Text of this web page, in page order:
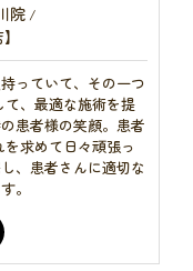
院 /
っていて、その一つ
、最適な施術を提
患者様の笑顔。患者
求めて日々頑張っ
、患者さんに適切な
。